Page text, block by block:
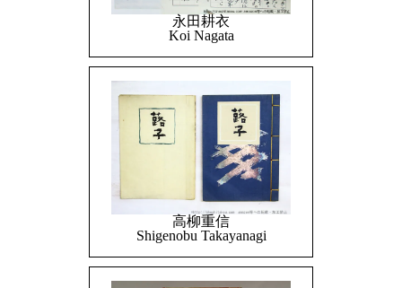
永田耕衣
Koi Nagata
高柳重信
Shigenobu Takayanagi